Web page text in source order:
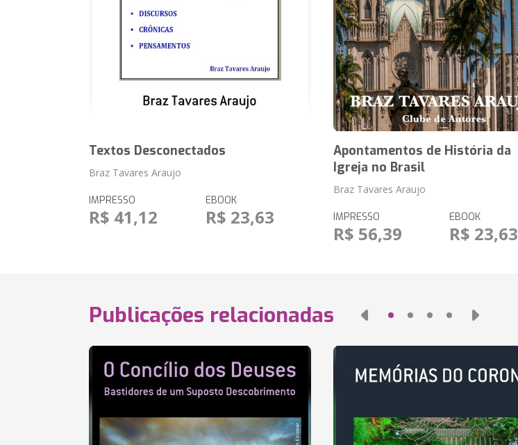
Textos Desconectados
Braz Tavares Araujo
IMPRESSO
R$ 41,12
EBOOK
R$ 23,63
Apontamentos de História da
Igreja no Brasil
Braz Tavares Araujo
IMPRESSO
R$ 56,39
EBOOK
R$ 23,63
Publicações relacionadas